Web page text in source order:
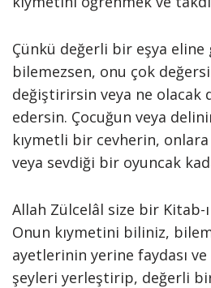
Çünkü değerli bir eşya eline
bilemezsen, onu çok
değiştirirsin veya ne olacak
edersin. Çocuğun veya
kıymetli bir cevherin,
veya sevdiği bir oyuncak
Allah Zülcelâl size bir Kitab-
Onun kıymetini biliniz,
ayetlerinin yerine faydası
şeyleri yerleştirip, değerli